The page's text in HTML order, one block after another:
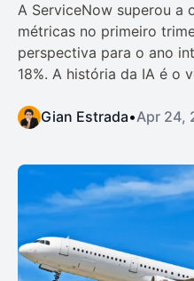
A ServiceNow superou a
métricas no primeiro
perspectiva para o ano
18%. A história da IA é o
Gian Estrada•Apr 24,